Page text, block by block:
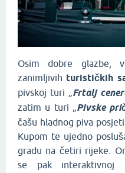
Osim dobre glazbe,
zanimljivih turističkih
pivskoj turi „ Frtalj
zatim u turi „ Pivske
čašu hladnog piva
Kupom te ujedno
gradu na četiri rijeke.
se pak interaktivnoj